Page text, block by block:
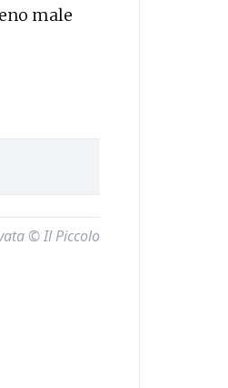
male
© Il Piccolo